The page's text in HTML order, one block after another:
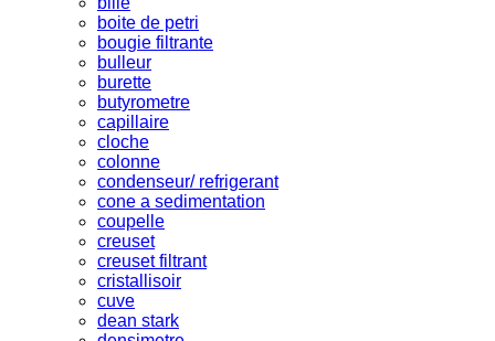
boite de petri
bougie filtrante
bulleur
burette
butyrometre
capillaire
cloche
colonne
condenseur/ refrigerant
cone a sedimentation
coupelle
creuset
creuset filtrant
cristallisoir
cuve
dean stark